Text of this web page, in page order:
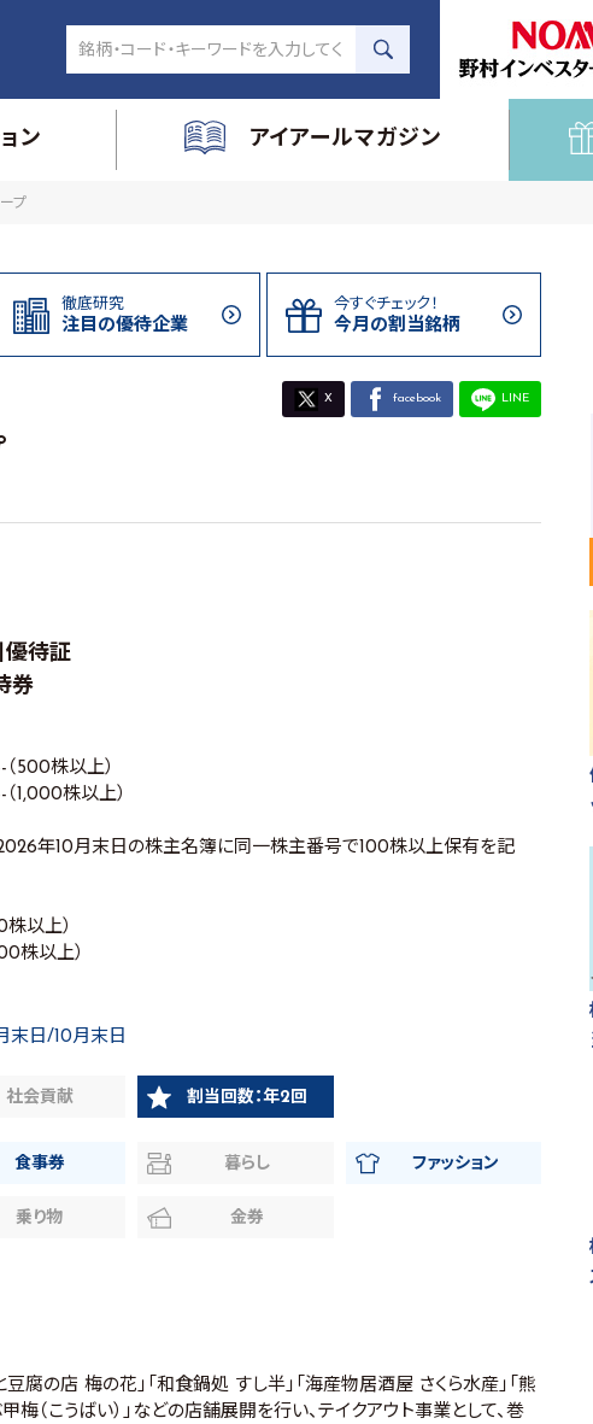
ン アイアールマガジン
プ
徹底研究
注目の優待企業
今すぐチェック！
今月の割当銘柄
X facebook LINE
優待証
券
（500株以上）
（1,000株以上）
年10月末日の株主名簿に同一株主番号で100株以上保有を記
株以上）
株以上）
末日/10月末日
社会貢献 割当回数：年2回
食事券 暮らし ファッション
乗り物 金券
豆腐の店 梅の花」「和食鍋処 すし半」「海産物居酒屋 さくら水産」「熊
（こうばい）」などの店舗展開を行い、テイクアウト事業として、巻